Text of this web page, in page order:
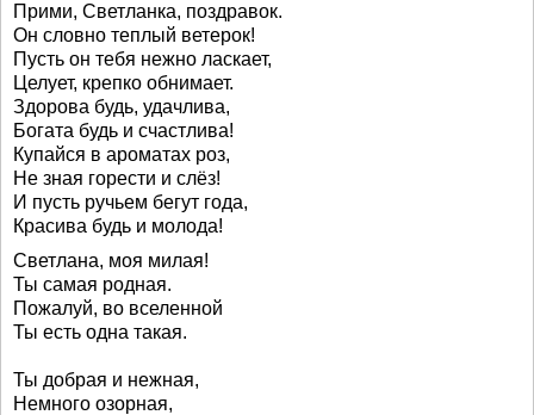
Прими, Светланка, поздравок.
Он словно теплый ветерок!
Пусть он тебя нежно ласкает,
Целует, крепко обнимает.
Здорова будь, удачлива,
Богата будь и счастлива!
Купайся в ароматах роз,
Не зная горести и слёз!
И пусть ручьем бегут года,
Красива будь и молода!
Светлана, моя милая!
Ты самая родная.
Пожалуй, во вселенной
Ты есть одна такая.
Ты добрая и нежная,
Немного озорная,